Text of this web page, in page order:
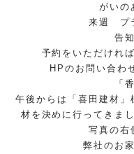
がいの
来週 プ
告
予約をいただけれ
HPのお問い合わ
「
午後からは「喜田建材」
材を決めに行ってきま
写真の右
弊社のお